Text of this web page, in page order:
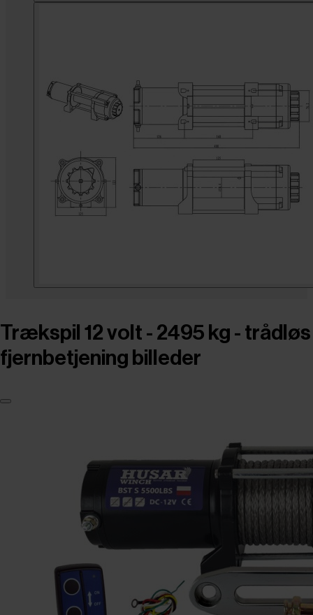
Trækspil 12 volt - 2495 kg - trådløs
fjernbetjening billeder